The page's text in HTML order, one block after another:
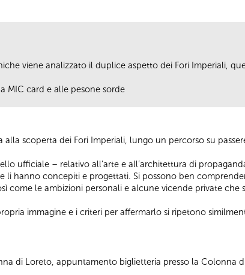
viene analizzato il duplice aspetto dei Fori Imperiali,
MIC card e alle pesone sorde
scoperta dei Fori Imperiali, lungo un percorso su
ufficiale – relativo all’arte e all’architettura di
li hanno concepiti e progettati. Si possono ben
come le ambizioni personali e alcune vicende private che
immagine e i criteri per affermarlo si ripetono
di Loreto, appuntamento biglietteria presso la Colonna